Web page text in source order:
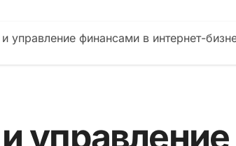
управление финансами в интернет-
управление